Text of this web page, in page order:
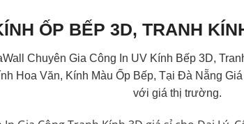
ỐP BẾP 3D, TRANH
Chuyên Gia Công In UVKính Bếp 3D,
Hoa Văn, Kính Màu Ốp Bếp, Tại Đà Nẵng
với giá thị trường.